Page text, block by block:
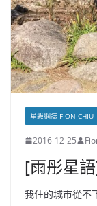
星級網誌-FION CHIU
2016-12-25
[雨彤星
我住的城市從不